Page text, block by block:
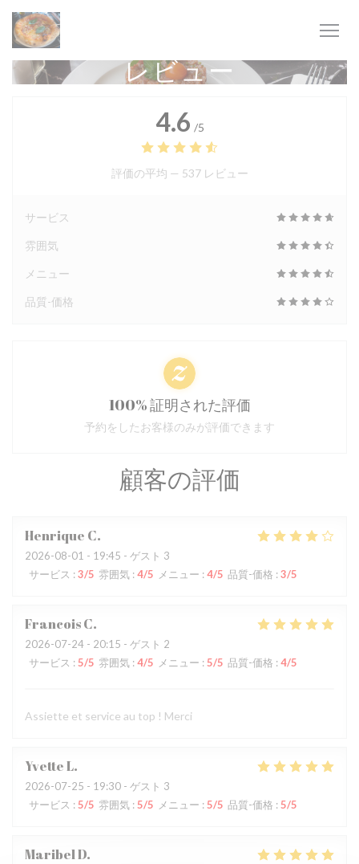
クッキー利用の管理について
レビュー
顧客の評価
Henrique C
2026-08-01 - 19:45 - ゲスト 3
サービス : 3/5 雰囲気 : 4/5 メニュー : 4/5 品質-価格 : 3/5
FrancoisC
2026-07-24 - 20:15 - ゲスト 2
サービス : 5/5 雰囲気 : 4/5 メニュー : 5/5 品質-価格 : 4/5
Assiette et service au top ! Merci
YvetteL
2026-07-25 - 19:30 - ゲスト 3
サービス : 5/5 雰囲気 : 5/5 メニュー : 5/5 品質-価格 : 5/5
MaribelD
4.6 /5
評価の平均 — 537 レビュー
サービス
雰囲気
メニュー
品質-価格
100% 証明された評価
予約をしたお客様のみが評価できます